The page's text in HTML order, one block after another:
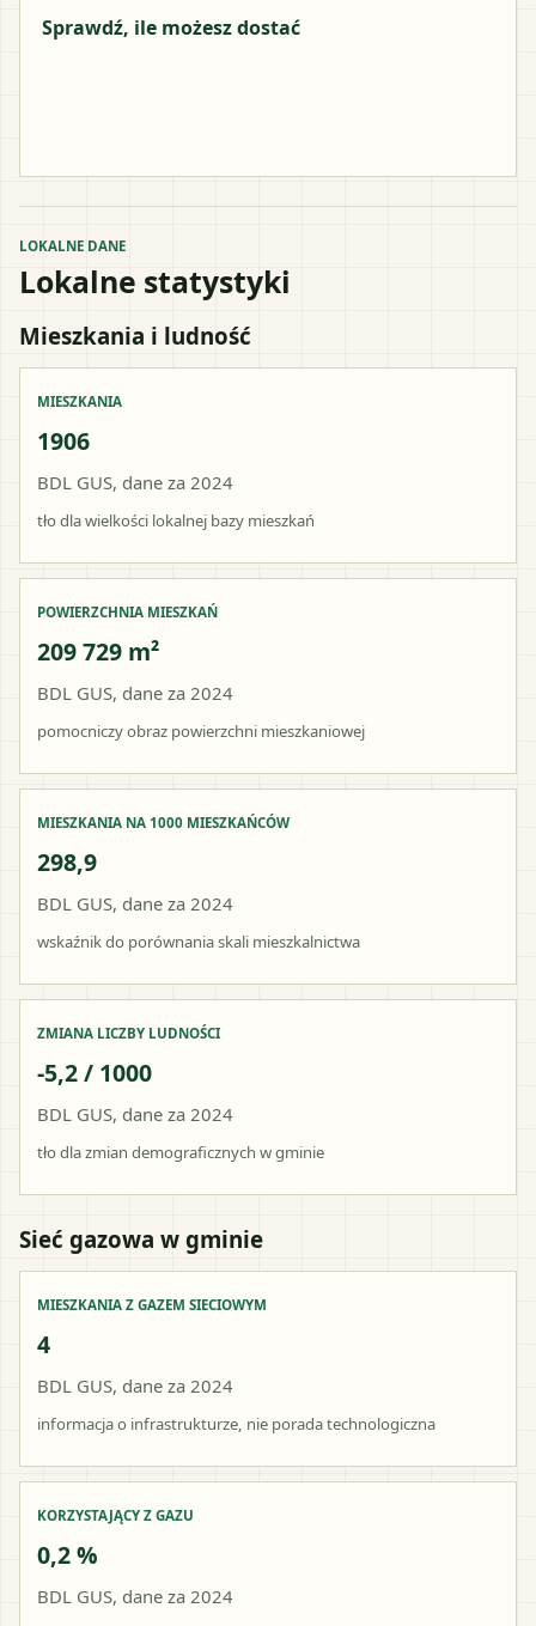
Sprawdź, ile możesz dostać
LOKALNE DANE
Lokalne statystyki
Mieszkania i ludność
MIESZKANIA
1906
BDL GUS, dane za 2024
tło dla wielkości lokalnej bazy mieszkań
POWIERZCHNIA MIESZKAŃ
209 729 m²
BDL GUS, dane za 2024
pomocniczy obraz powierzchni mieszkaniowej
MIESZKANIA NA 1000 MIESZKAŃCÓW
298,9
BDL GUS, dane za 2024
wskaźnik do porównania skali mieszkalnictwa
ZMIANA LICZBY LUDNOŚCI
-5,2 / 1000
BDL GUS, dane za 2024
tło dla zmian demograficznych w gminie
Sieć gazowa w gminie
MIESZKANIA Z GAZEM SIECIOWYM
4
BDL GUS, dane za 2024
informacja o infrastrukturze, nie porada technologiczna
KORZYSTAJĄCY Z GAZU
0,2 %
BDL GUS, dane za 2024